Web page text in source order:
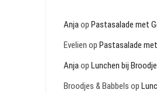
Anjaop Pastasalade met
Evelien op Pastasalade
Anjaop Lunchen bij
Broodjes & Babbels op